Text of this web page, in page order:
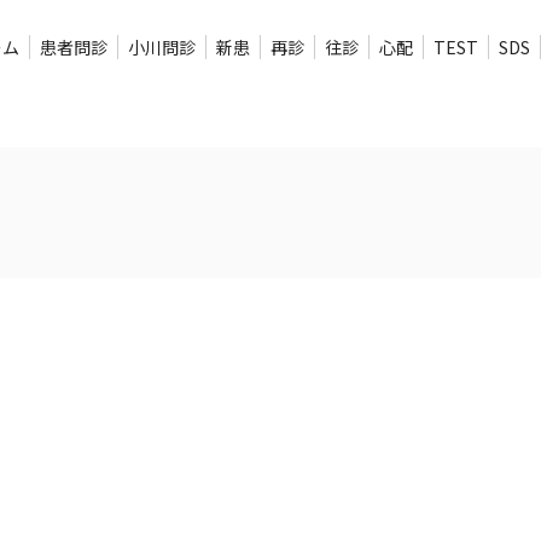
患者問診 小川問診 新患 再診 往診 心配 TEST SDS